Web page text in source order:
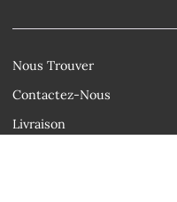
Nous Trouver
Contactez-Nous
Livraison